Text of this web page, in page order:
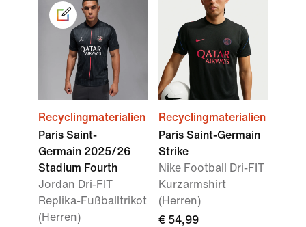
Recyclingmaterialien
Paris Saint-
Germain 2025/26
Stadium Fourth
Jordan Dri-FIT
Replika-Fußballtrikot
(Herren)
Recyclingmaterialien
Paris Saint-Germain
Strike
Nike Football Dri-FIT
Kurzarmshirt
(Herren)
€ 54,99